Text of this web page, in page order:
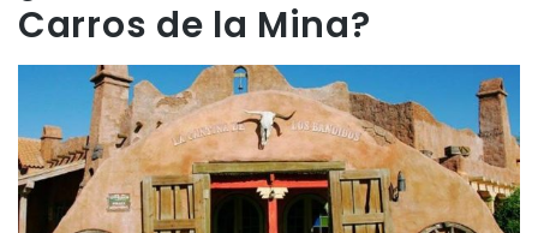
Carros de la Mina?